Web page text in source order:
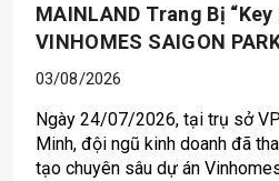
MAINLAND Trang Bị “key
VINHOMES SAIGON
03/08/2026
Ngày 24/07/2026, tại trụ sở
Minh, đội ngũ kinh doanh đã
tạo chuyên sâu dự án